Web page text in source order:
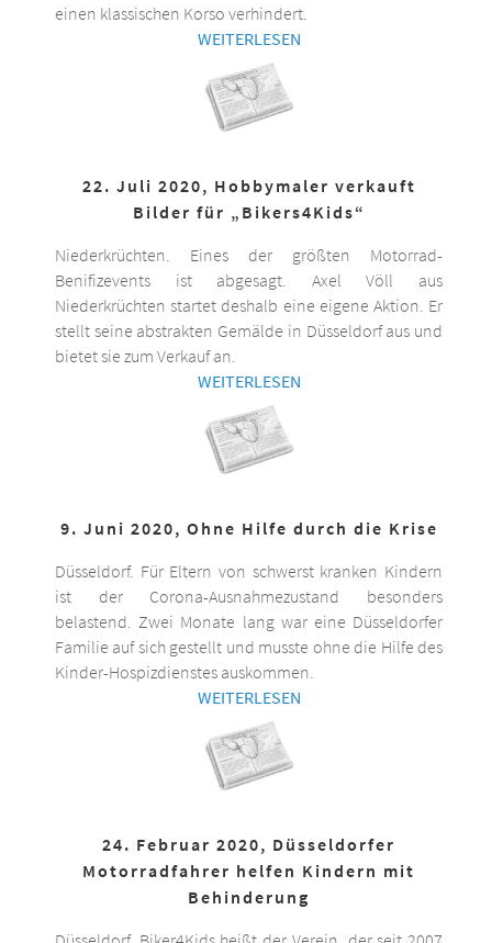
einen klassischen Korso verhindert.
WEITERLESEN
22. Juli 2020, Hobbymaler verkauft
Bilder für „Bikers4Kids“
Niederkrüchten. Eines der größten Motorrad-
Benifizevents ist abgesagt. Axel Völl aus
Niederkrüchten startet deshalb eine eigene Aktion. Er
stellt seine abstrakten Gemälde in Düsseldorf aus und
bietet sie zum Verkauf an.
WEITERLESEN
9. Juni 2020, Ohne Hilfe durch die Krise
Düsseldorf. Für Eltern von schwerst kranken Kindern
ist der Corona-Ausnahmezustand besonders
belastend. Zwei Monate lang war eine Düsseldorfer
Familie auf sich gestellt und musste ohne die Hilfe des
Kinder-Hospizdienstes auskommen.
WEITERLESEN
24. Februar 2020, Düsseldorfer
Motorradfahrer helfen Kindern mit
Behinderung